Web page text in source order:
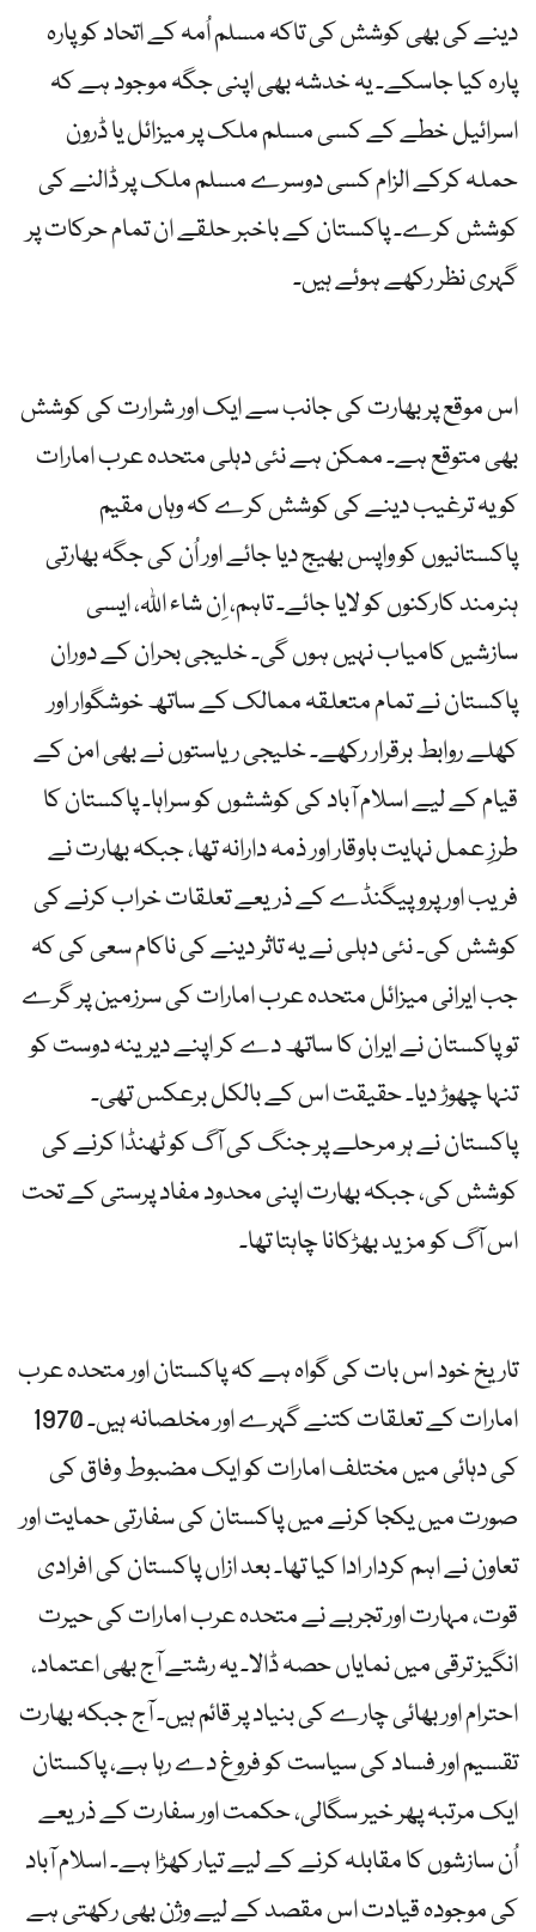
دینے کی بھی کوشش کی تاکہ مسلم اُمہ کے اتحاد کو پارہ
پارہ کیا جاسکے۔ یہ خدشہ بھی اپنی جگہ موجود ہے کہ
اسرائیل خطے کے کسی مسلم ملک پر میزائل یا ڈرون
حملہ کرکے الزام کسی دوسرے مسلم ملک پر ڈالنے کی
کوشش کرے۔ پاکستان کے باخبر حلقے ان تمام حرکات پر
گہری نظر رکھے ہوئے ہیں۔
اس موقع پر بھارت کی جانب سے ایک اور شرارت کی کوشش
بھی متوقع ہے۔ ممکن ہے نئی دہلی متحدہ عرب امارات
کو یہ ترغیب دینے کی کوشش کرے کہ وہاں مقیم
پاکستانیوں کو واپس بھیج دیا جائے اور اُن کی جگہ بھارتی
ہنرمند کارکنوں کو لایا جائے۔ تاہم، اِن شاء اللہ، ایسی
سازشیں کامیاب نہیں ہوں گی۔ خلیجی بحران کے دوران
پاکستان نے تمام متعلقہ ممالک کے ساتھ خوشگوار اور
کھلے روابط برقرار رکھے۔ خلیجی ریاستوں نے بھی امن کے
قیام کے لیے اسلام آباد کی کوششوں کو سراہا۔ پاکستان کا
طرزِ عمل نہایت باوقار اور ذمہ دارانہ تھا، جبکہ بھارت نے
فریب اور پروپیگنڈے کے ذریعے تعلقات خراب کرنے کی
کوشش کی۔ نئی دہلی نے یہ تاثر دینے کی ناکام سعی کی کہ
جب ایرانی میزائل متحدہ عرب امارات کی سرزمین پر گرے
تو پاکستان نے ایران کا ساتھ دے کر اپنے دیرینہ دوست کو
تنہا چھوڑ دیا۔ حقیقت اس کے بالکل برعکس تھی۔
پاکستان نے ہر مرحلے پر جنگ کی آگ کو ٹھنڈا کرنے کی
کوشش کی، جبکہ بھارت اپنی محدود مفاد پرستی کے تحت
اس آگ کو مزید بھڑکانا چاہتا تھا۔
تاریخ خود اس بات کی گواہ ہے کہ پاکستان اور متحدہ عرب
امارات کے تعلقات کتنے گہرے اور مخلصانہ ہیں۔ 1970
کی دہائی میں مختلف امارات کو ایک مضبوط وفاق کی
صورت میں یکجا کرنے میں پاکستان کی سفارتی حمایت اور
تعاون نے اہم کردار ادا کیا تھا۔ بعد ازاں پاکستان کی افرادی
قوت، مہارت اور تجربے نے متحدہ عرب امارات کی حیرت
انگیز ترقی میں نمایاں حصہ ڈالا۔ یہ رشتے آج بھی اعتماد،
احترام اور بھائی چارے کی بنیاد پر قائم ہیں۔ آج جبکہ بھارت
تقسیم اور فساد کی سیاست کو فروغ دے رہا ہے، پاکستان
ایک مرتبہ پھر خیر سگالی، حکمت اور سفارت کے ذریعے
اُن سازشوں کا مقابلہ کرنے کے لیے تیار کھڑا ہے۔ اسلام آباد
کی موجودہ قیادت اس مقصد کے لیے وژن بھی رکھتی ہے